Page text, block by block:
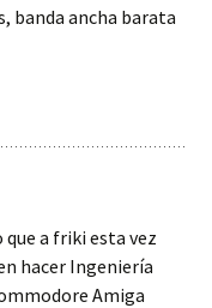
banda ancha barata
a friki esta vez
hacer Ingeniería
Amiga